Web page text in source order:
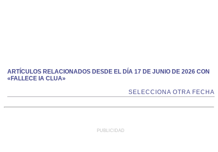
ARTÍCULOS RELACIONADOS DESDE EL DÍA 17 DE JUNIO DE 2026 CON
«FALLECE IA CLUA»
SELECCIONA OTRA FECHA
PUBLICIDAD